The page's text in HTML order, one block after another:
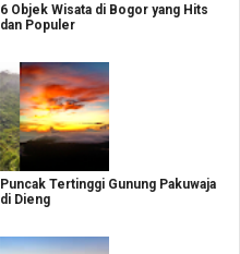
6 Objek Wisata di Bogor yang Hits
dan Populer
Puncak Tertinggi Gunung Pakuwaja
di Dieng